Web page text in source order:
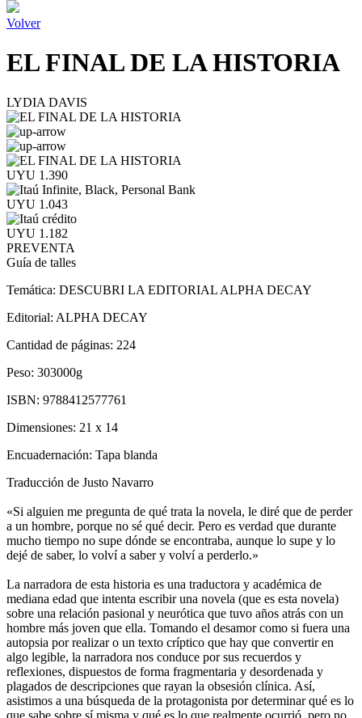
Volver
EL FINAL DE LA HISTORIA
LYDIA DAVIS
UYU 1.390
UYU 1.043
UYU 1.182
PREVENTA
Guía de talles
Temática: DESCUBRI LA EDITORIAL ALPHA DECAY
Editorial: ALPHA DECAY
Cantidad de páginas: 224
Peso: 303000g
ISBN: 9788412577761
Dimensiones: 21 x 14
Encuadernación: Tapa blanda
Traducción de Justo Navarro
«Si alguien me pregunta de qué trata la novela, le diré que de perder
a un hombre, porque no sé qué decir. Pero es verdad que durante
mucho tiempo no supe dónde se encontraba, aunque lo supe y lo
dejé de saber, lo volví a saber y volví a perderlo.»
La narradora de esta historia es una traductora y académica de
mediana edad que intenta escribir una novela (que es esta novela)
sobre una relación pasional y neurótica que tuvo años atrás con un
hombre más joven que ella. Tomando el desamor como si fuera una
autopsia por realizar o un texto críptico que hay que convertir en
algo legible, la narradora nos conduce por sus recuerdos y
reflexiones, dispuestos de forma fragmentaria y desordenada y
plagados de descripciones que rayan la obsesión clínica. Así,
asistimos a una búsqueda de la protagonista por determinar qué es lo
que sabe sobre sí misma y qué es lo que realmente ocurrió, pero no